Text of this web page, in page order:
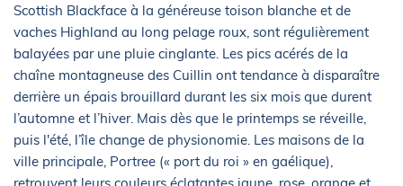
Scottish Blackface à la généreuse toison blanche et de
vaches Highland au long pelage roux, sont régulièrement
balayées par une pluie cinglante. Les pics acérés de la
chaîne montagneuse des Cuillin ont tendance à disparaître
derrière un épais brouillard durant les six mois que durent
l’automne et l’hiver. Mais dès que le printemps se réveille,
puis l'été, l’île change de physionomie. Les maisons de la
ville principale, Portree (« port du roi » en gaélique),
retrouvent leurs couleurs éclatantes jaune, rose, orange et